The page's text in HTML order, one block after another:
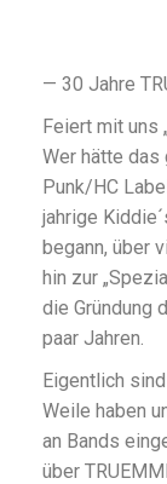
— 30 Jahre
Feiert mit uns
Wer hätte das
Punk/HC
jahrige
begann, über
hin zur
die Gründung
paar Jahren.
Eigentlich
Weile haben
an Bands
über